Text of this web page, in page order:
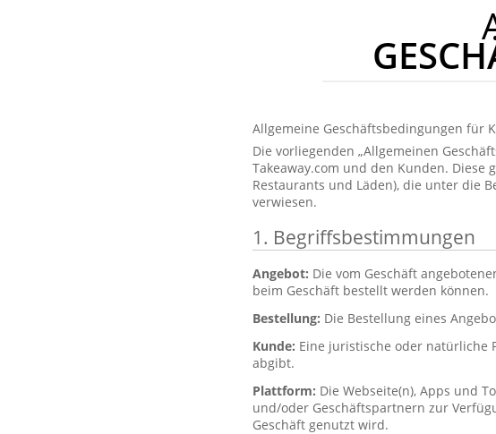
Allgemeine Geschäftsbedingungen für
Die vorliegenden „Allgemeinen
Takeaway.com und den Kunden.
Restaurants und Läden), die unter die
verwiesen.
1. Begriffsbestimmungen
Angebot: Die vom Geschäft
beim Geschäft bestellt werden können.
Bestellung: Die Bestellung eines
Kunde: Eine juristische oder natürliche
abgibt.
Plattform: Die Webseite(n), Apps und
und/oder Geschäftspartnern zur
Geschäft genutzt wird.